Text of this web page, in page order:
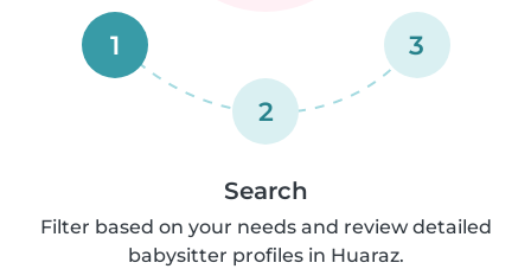
1
2
3
Search
Filter based on your needs and review detailed
babysitter profiles in Huaraz.